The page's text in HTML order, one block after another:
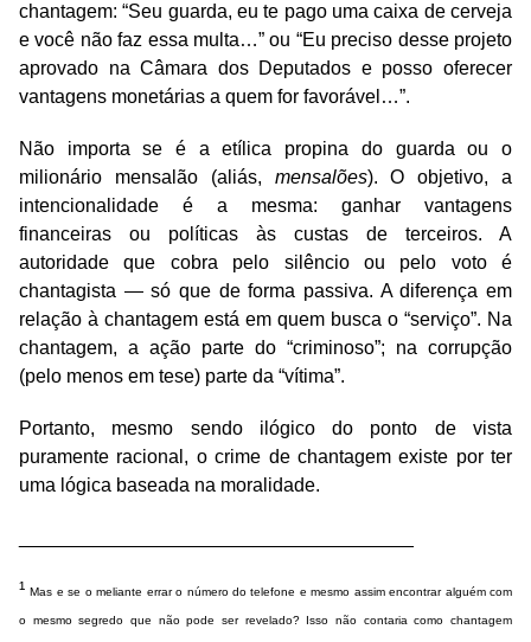
chantagem: “Seu guarda, eu te pago uma caixa de cerveja
e você não faz essa multa…” ou “Eu preciso desse projeto
aprovado na Câmara dos Deputados e posso oferecer
vantagens monetárias a quem for favorável…”.
Não importa se é a etílica propina do guarda ou o
milionário mensalão (aliás, mensalões). O objetivo, a
intencionalidade é a mesma: ganhar vantagens
financeiras ou políticas às custas de terceiros. A
autoridade que cobra pelo silêncio ou pelo voto é
chantagista — só que de forma passiva. A diferença em
relação à chantagem está em quem busca o “serviço”. Na
chantagem, a ação parte do “criminoso”; na corrupção
(pelo menos em tese) parte da “vítima”.
Portanto, mesmo sendo ilógico do ponto de vista
puramente racional, o crime de chantagem existe por ter
uma lógica baseada na moralidade.
¹Mas e se o meliante errar o número do telefone e mesmo assim encontrar alguém com
o mesmo segredo que não pode ser revelado? Isso não contaria como chantagem